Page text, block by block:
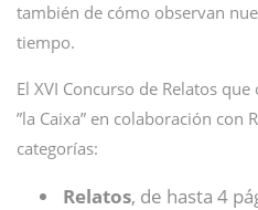
también de cómo observan
tiempo.
El XVI Concurso de Relatos
”la Caixa” en colaboración con
categorías:
Relatos, de hasta 4